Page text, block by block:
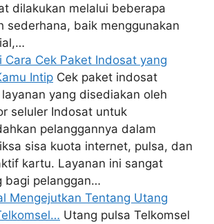
dilakukan melalui beberapa
sederhana, baik menggunakan
Cara Cek Paket Indosat yang
Intip Cek paket indosat
yang disediakan oleh
seluler Indosat untuk
pelanggannya dalam
sisa kuota internet, pulsa, dan
kartu. Layanan ini sangat
bagi pelanggan…
Mengejutkan Tentang Utang
Utang pulsa Telkomsel